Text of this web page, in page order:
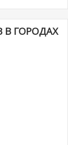
В ГОРОДАХ